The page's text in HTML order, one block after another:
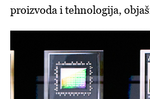
proizvoda i tehnologija,